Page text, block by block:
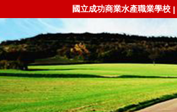
國立成功商業水產職業學校 |